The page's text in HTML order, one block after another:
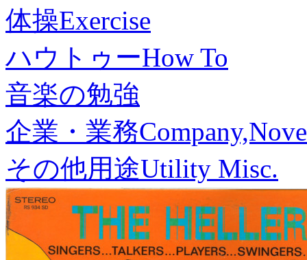
体操Exercise
ハウトゥーHow To
音楽の勉強
企業・業務
その他用途Utility Misc.